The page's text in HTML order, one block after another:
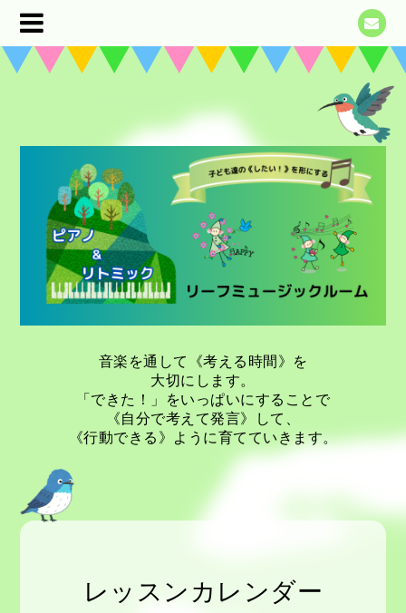
音楽を通して《考える時間》を
大切にします。
「できた！」をいっぱいにすることで
《自分で考えて発言》して、
《行動できる》ように育てていきます。
レッスンカレンダー